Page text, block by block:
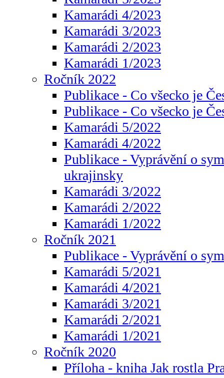
Kamarádi 4/2023
Kamarádi 3/2023
Kamarádi 2/2023
Kamarádi 1/2023
Ročník 2022
Publikace - Co všecko je
Publikace - Co všecko je
Kamarádi 5/2022
Kamarádi 4/2022
Publikace - Vyprávění o
ukrajinsky
Kamarádi 3/2022
Kamarádi 2/2022
Kamarádi 1/2022
Ročník 2021
Publikace - Vyprávění o
Kamarádi 5/2021
Kamarádi 4/2021
Kamarádi 3/2021
Kamarádi 2/2021
Kamarádi 1/2021
Ročník 2020
Příloha - kniha Jak rostla